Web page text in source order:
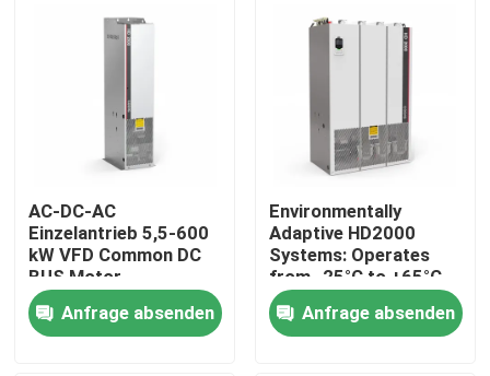
Zu Hause
AC-DC-AC
Einzelantrieb 5,5-600
kW VFD Common DC
BUS Motor
Wechselfrequenzantrieb
für das Heben
Anfrage absenden
Environmentally
Adaptive HD2000
Systems: Operates
from -25°C to +65°C
and Humidity Up to
85%Anfrage absenden